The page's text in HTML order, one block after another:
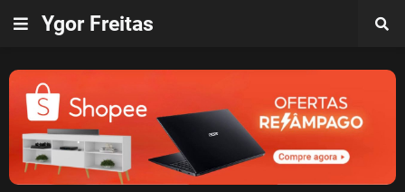
Ygor Freitas